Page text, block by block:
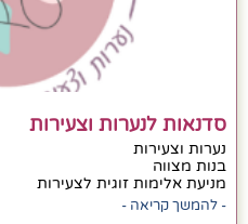
סדנאות לנערות וצעירות
נערות וצעירות
בנות מצווה
מניעת אלימות זוגית לצעירות
- להמשך קריאה -